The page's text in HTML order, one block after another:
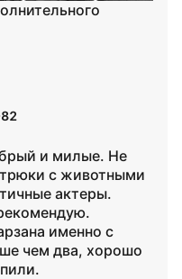
и милые. Не
с животными
актеры.
именно с
чем два, хорошо